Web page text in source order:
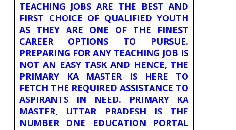
TEACHING JOBS ARE THE BEST AND
FIRST CHOICE OF QUALIFIED YOUTH
AS THEY ARE ONE OF THE FINEST
CAREER OPTIONS TO PURSUE.
PREPARING FOR ANY TEACHING JOB IS
NOT AN EASY TASK AND HENCE, THE
PRIMARY KA MASTER IS HERE TO
FETCH THE REQUIRED ASSISTANCE TO
ASPIRANTS IN NEED. PRIMARY KA
MASTER, UTTAR PRADESH IS THE
NUMBER ONE EDUCATION PORTAL